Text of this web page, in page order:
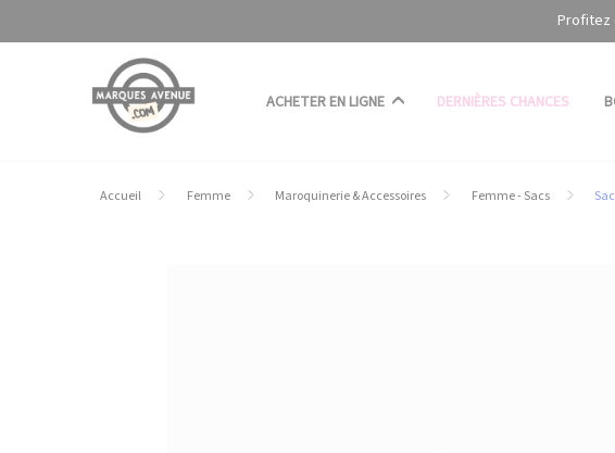
Profitez
ACHETER EN LIGNE DERNIÈRES CHANCES
Accueil Femme Maroquinerie & Accessoires Femme - Sacs